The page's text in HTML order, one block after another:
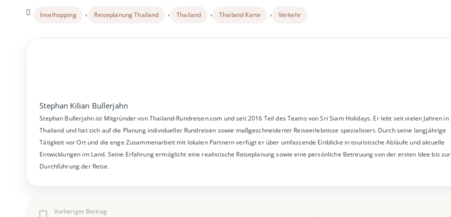
Inselhopping , Reiseplanung Thailand , Thailand , Thailand Karte , Verkehr
Stephan Kilian Bullerjahn
Stephan Bullerjahn ist Mitgründer von Thailand-Rundreisen.com und seit 2016 Teil des Teams von Sri Siam Holidays. Er lebt seit vielen Jahren in
Thailand und hat sich auf die Planung individueller Rundreisen sowie maßgeschneiderter Reiseerlebnisse spezialisiert. Durch seine langjährige
Tätigkeit vor Ort und die enge Zusammenarbeit mit lokalen Partnern verfügt er über umfassende Einblicke in touristische Abläufe und aktuelle
Entwicklungen im Land. Seine Erfahrung ermöglicht eine realistische Reiseplanung sowie eine persönliche Betreuung von der ersten Idee bis zur
Durchführung der Reise.
Vorheriger Beitrag